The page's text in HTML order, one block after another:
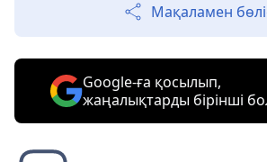
Мақаламен
Google-ға қосылып,
жаңалықтарды бірінші